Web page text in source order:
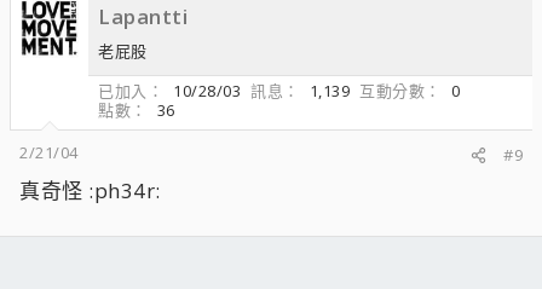
Lapantti
老屁股
已加入
10/28/03 訊息 1,139 互動分數
0
點數
36
2/21/04
#9
真奇怪 :ph34r: